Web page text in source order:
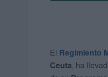
El Regimiento
Ceuta, ha